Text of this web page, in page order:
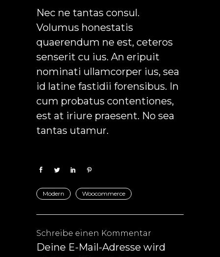
Nec ne tantas consul.
Volumus honestatis
quaerendum ne est, ceteros
senserit cu ius. An eripuit
nominati ullamcorper ius, sea
id latine fastidii forensibus. In
cum probatus contentiones,
est at iriure praesent. No sea
tantas utamur.
Modern Woocommerce
Schreibe einen Kommentar
Deine E-Mail-Adresse wird